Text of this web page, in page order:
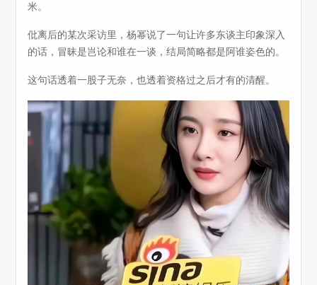
米。
仳离后的某次采访里，杨幂说了一句让许多东谈主印象深入
的话，冒昧是岂论和谁在一谈，结局简略都是阿谁姿色的。
这句话透着一股子无奈，也透着资格过之后才有的清醒。